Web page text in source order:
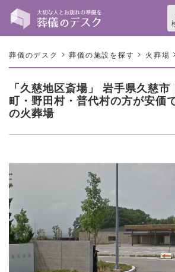
葬儀のデスク >葬儀の施設を探す > 火葬場
「久慈地区斎場」 岩手県久慈
町・野田村・普代村の方が安価
の火葬場